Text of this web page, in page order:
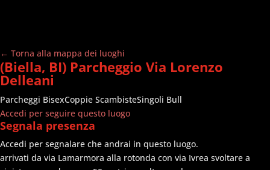
← Torna alla mappa dei luoghi
(Biella, BI) Parcheggio Via Lorenzo
Delleani
Parcheggi BisexCoppie ScambisteSingoli Bull
Accedi per seguire questo luogo
Segnala presenza
Accedi per segnalare che andrai in questo luogo.
arrivati da via Lamarmora alla rotonda con via Ivrea svoltare a